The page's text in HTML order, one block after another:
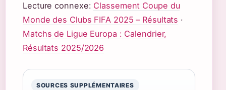
Lecture connexe: Classement Coupe du
Monde des Clubs FIFA 2025 – Résultats ·
Matchs de Ligue Europa : Calendrier,
Résultats 2025/2026
SOURCES SUPPLÉMENTAIRES